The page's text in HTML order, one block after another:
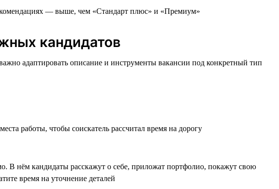
— выше, чем «Стандарт плюс» и «Премиум»
кандидатов
адаптировать описание и инструменты вакансии под конкретный тип
работы, чтобы соискатель рассчитал время на дорогу
В нём кандидаты расскажут о себе, приложат портфолио, покажут свою
время на уточнение деталей